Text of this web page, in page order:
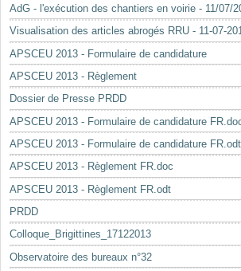
AdG - l'exécution des chantiers en voirie - 11/07/
Visualisation des articles abrogés RRU - 11-07-
APSCEU 2013 - Formulaire de candidature
APSCEU 2013 - Règlement
Dossier de Presse PRDD
APSCEU 2013 - Formulaire de candidature
APSCEU 2013 - Formulaire de candidature FR.odt
APSCEU 2013 - Règlement FR.doc
APSCEU 2013 - Règlement FR.odt
PRDD
Colloque_Brigittines_17122013
Observatoire des bureaux n°32